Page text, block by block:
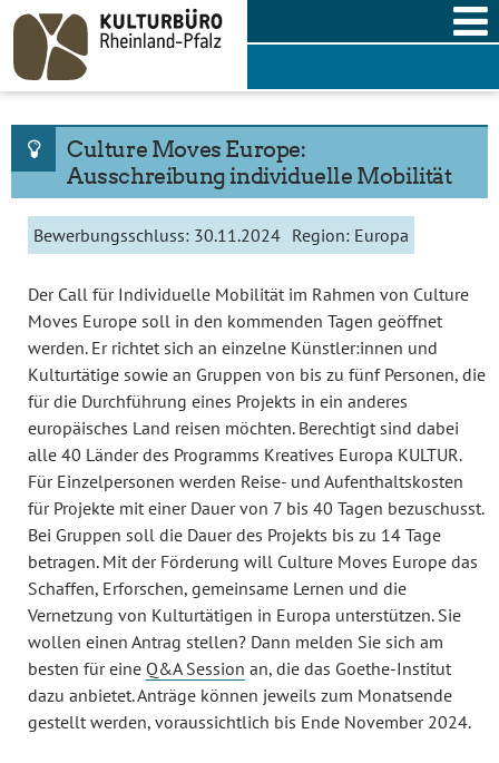
Skip
content
Culture Moves Europe:
Ausschreibung individuelle Mobilität
Bewerbungsschluss: 30.11.2024 Region: Europa
Der Call für Individuelle Mobilität im Rahmen von Culture
Moves Europe soll in den kommenden Tagen geöffnet
werden. Er richtet sich an einzelne Künstler:innen und
Kulturtätige sowie an Gruppen von bis zu fünf Personen, die
für die Durchführung eines Projekts in ein anderes
europäisches Land reisen möchten. Berechtigt sind dabei
alle 40 Länder des Programms Kreatives Europa KULTUR.
Für Einzelpersonen werden Reise- und Aufenthaltskosten
für Projekte mit einer Dauer von 7 bis 40 Tagen bezuschusst.
Bei Gruppen soll die Dauer des Projekts bis zu 14 Tage
betragen. Mit der Förderung will Culture Moves Europe das
Schaffen, Erforschen, gemeinsame Lernen und die
Vernetzung von Kulturtätigen in Europa unterstützen. Sie
wollen einen Antrag stellen? Dann melden Sie sich am
besten für eine Q&A Session an, die das Goethe-Institut
dazu anbietet. Anträge können jeweils zum Monatsende
gestellt werden, voraussichtlich bis Ende November 2024.